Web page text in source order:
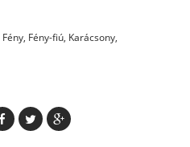
Fény, Fény-fiú, Karácsony,